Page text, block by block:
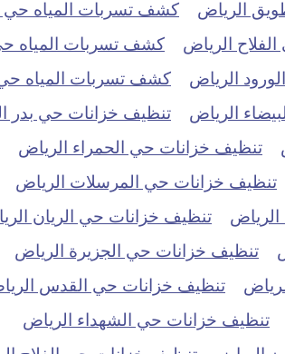
الرياض
كشف تسربات المياه حي
الرياض
كشف تسربات المياه
الرياض
كشف تسربات المياه حي
الرياض
تنظيف خزانات حي بدر
تنظيف خزانات حي الحمراء الرياض
تنظيف خزانات حي المرسلات الرياض
تنظيف خزانات حي الريان
تنظيف خزانات حي الجزيرة الرياض
تنظيف خزانات حي القدس
تنظيف خزانات حي الشهداء الرياض